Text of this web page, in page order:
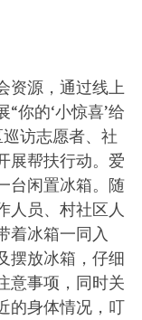
资源，通过线上
你的‘小惊喜’给
访志愿者、社
展帮扶行动。爱
台闲置冰箱。随
人员、村社区人
着冰箱一同入
摆放冰箱，仔细
意事项，同时关
的身体情况，叮